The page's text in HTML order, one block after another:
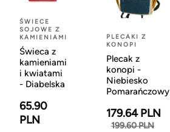
ŚWIECE
SOJOWE Z
KAMIENIAMI
Świeca z
kamieniami
i kwiatami
- Diabelska
65.90
PLN
PLECAKI Z
KONOPI
Plecak z
konopi -
Niebiesko
Pomarańczowy
179.64 PLN
199.60 PLN